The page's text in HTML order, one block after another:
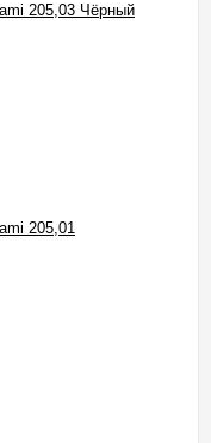
205,03 Чёрный
205,01